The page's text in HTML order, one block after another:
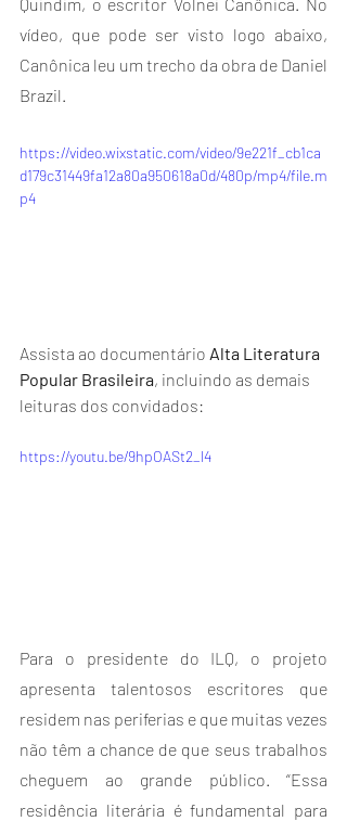
vídeo, que pode ser visto logo abaixo,
Canônica leu um trecho da obra de Daniel
Brazil.
https://video.wixstatic.com/video/9e221f_cb1ca
d179c31449fa12a80a950618a0d/480p/mp4/file.m
p4
Assista ao documentário Alta Literatura
Popular Brasileira, incluindo as demais
leituras dos convidados:
https://youtu.be/9hpOASt2_l4
Para o presidente do ILQ, o projeto
apresenta talentosos escritores que
residem nas periferias e que muitas vezes
não têm a chance de que seus trabalhos
cheguem ao grande público. “Essa
residência literária é fundamental para